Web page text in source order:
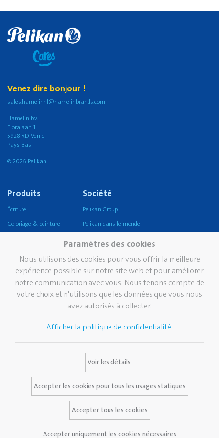
Venez dire bonjour !
sales.hamelinnl@hamelinbrands.com
Hamelin b.v.
Floralaan 1
5928 RD Venlo
Pays-Bas
© 2026 Pelikan
Produits
Écriture
Coloriage & peinture
Corriger et effacer
Ecole
Bureau
Société
Pelikan Group
Pelikan dans le monde
valeurs
Durabilité
Certificats Pelikan
Services Contact
Politique de confidentialité
Paramètres des cookies
Nous utilisons des cookies pour vous offrir la meilleure
expérience possible sur notre site web et pour améliorer
notre communication avec vous. Nous tenons compte de
votre choix et n'utilisons que les données que vous nous
avez autorisés à collecter.
Afficher la politique de confidentialité.
Voir les détails.
Accepter les cookies pour tous les usages statiques
Accepter tous les cookies
Accepter uniquement les cookies nécessaires